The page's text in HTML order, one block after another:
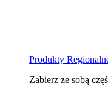
Produkty
Zabierz ze sobą